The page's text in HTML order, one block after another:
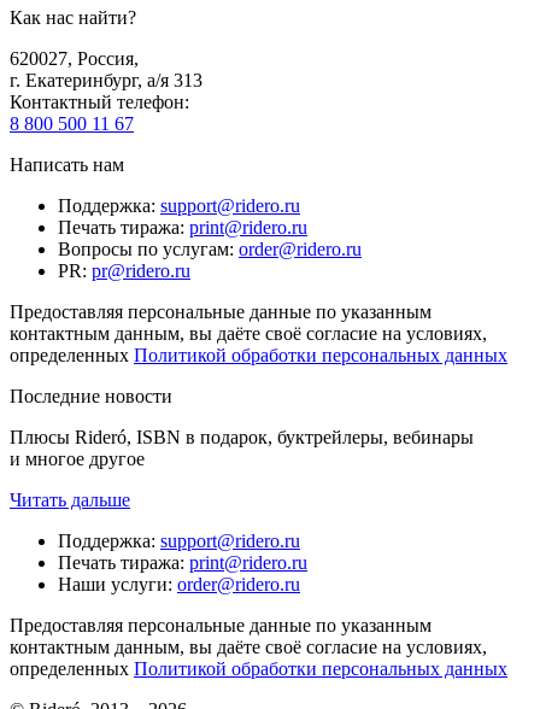
Как нас найти?
620027, Россия,
г. Екатеринбург, а/я 313
Контактный телефон:
8 800 500 11 67
Написать нам
Поддержка: support@ridero.ru
Печать тиража: print@ridero.ru
Вопросы по услугам: order@ridero.ru
PR: pr@ridero.ru
Предоставляя персональные данные по указанным
контактным данным, вы даёте своё согласие на условиях,
определенных Политикой обработки персональных данных
Последние новости
Плюсы Rideró, ISBN в подарок, буктрейлеры, вебинары
и многое другое
Читать дальше
Поддержка: support@ridero.ru
Печать тиража: print@ridero.ru
Наши услуги: order@ridero.ru
Предоставляя персональные данные по указанным
контактным данным, вы даёте своё согласие на условиях,
определенных Политикой обработки персональных данных